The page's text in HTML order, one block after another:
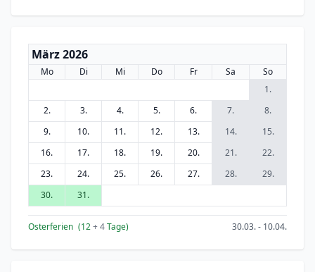
März 2026
Mo Di Mi Do Fr Sa
So
1.
2.
3. 4. 5. 6. 7.
8.
9.
10. 11. 12. 13. 14.
15.
16.
17. 18. 19. 20. 21.
22.
23.
24. 25. 26. 27. 28.
29.
30.
31.
Osterferien (12+ 4Tage) 30.03. - 10.04.